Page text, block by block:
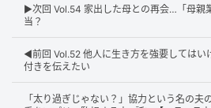
▶︎次回 Vol.54 家出した母との再会…「母親
当？
◀︎前回 Vol.52 他人に生き方を強要しては
付きを伝えたい
「太り過ぎじゃない？」協力という名の夫